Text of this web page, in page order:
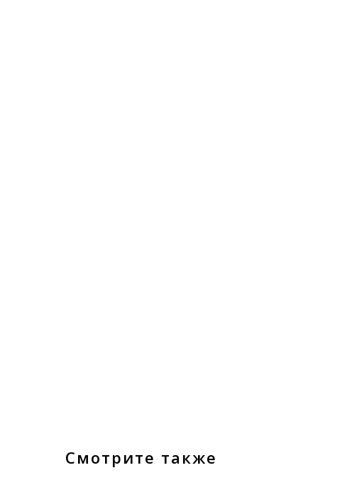
Смотрите также